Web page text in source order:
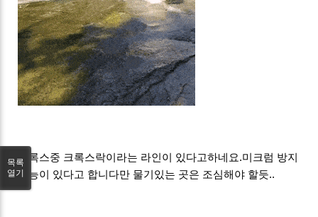
크록스중 크록스락이라는 라인이 있다고하네요.미크럼 방지
기능이 있다고 합니다만 물기있는 곳은 조심해야 할듯..
목록
열기